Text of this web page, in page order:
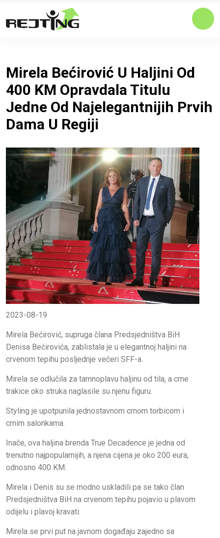
Mirela Bećirović U Haljini Od
400 KM Opravdala Titulu
Jedne Od Najelegantnijih Prvih
Dama U Regiji
2023-08-19
Mirela Bećirović, supruga člana Predsjedništva BiH
Denisa Bećirovića, zablistala je u elegantnoj haljini na
crvenom tepihu posljednje večeri SFF-a.
Mirela se odlučila za tamnoplavu haljinu od tila, a crne
trakice oko struka naglasile su njenu figuru.
Styling je upotpunila jednostavnom crnom torbicom i
crnim salonkama.
Inače, ova haljina brenda True Decadence je jedna od
trenutno najpopularnijih, a njena cijena je oko 200 eura,
odnosno 400 KM.
Mirela i Denis su se modno uskladili pa se tako član
Predsjedništva BiH na crvenom tepihu pojavio u plavom
odijelu i plavoj kravati.
Mirela se prvi put na javnom događaju zajedno sa